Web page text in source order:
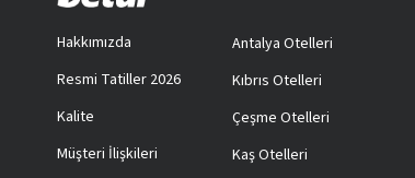
Hakkımızda
Resmi Tatiller 2026
Kalite
Müşteri İlişkileri
Antalya Otelleri
Kıbrıs Otelleri
Çeşme Otelleri
Kaş Otelleri